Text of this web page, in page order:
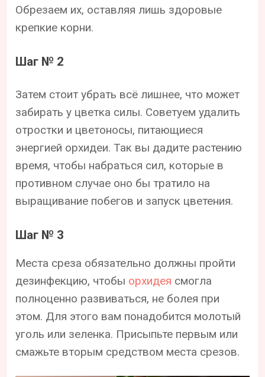
Обрезаем их, оставляя лишь здоровые
крепкие корни.
Шаг № 2
Затем стоит убрать всё лишнее, что может
забирать у цветка силы. Советуем удалить
отростки и цветоносы, питающиеся
энергией орхидеи. Так вы дадите растению
время, чтобы набраться сил, которые в
противном случае оно бы тратило на
выращивание побегов и запуск цветения.
Шаг № 3
Места среза обязательно должны пройти
дезинфекцию, чтобы орхидея смогла
полноценно развиваться, не болея при
этом. Для этого вам понадобится молотый
уголь или зеленка. Присыпьте первым или
смажьте вторым средством места срезов.